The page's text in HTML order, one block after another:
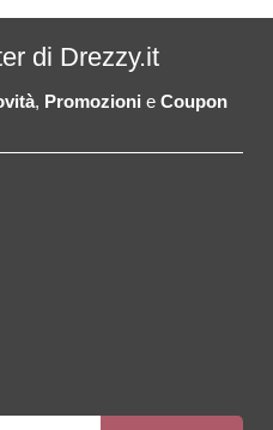
di Drezzy.it
, Promozioni e Coupon